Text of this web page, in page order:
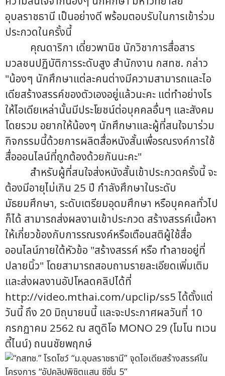
อุบลราชธานี เป็นอย่างดี พร้อมตอบรับในการเข้าร่วม
ประกวดในครั้งนี้
คุณดาริกา เดี่ยวพานิช นักวิชาการสื่อสาร
มวลชนปฏิบัติการระดับสูง สำนักงาน กสทช. กล่าว
"น้องๆ นักศึกษาแต่ละคนต่างมีความสามารถและไอ
เดียสร้างสรรค์ของตัวเองอยู่แล้วนะคะ แต่ทำอย่างไร
ให้ไอเดียเหล่านั้นมีประโยชน์ต่อบุคคลอื่นๆ และสังคม
โดยรวม อยากให้น้องๆ นักศึกษาและผู้ที่สนใจมาร่วม
กิจกรรมนี้ด้วยการผลิตสื่อหนังสั้นเพื่อรณรงค์การใช้
สื่อออนไลน์ที่ถูกต้องด้วยกันนะคะ"
สำหรับผู้ที่สนใจส่งหนังสั้นเข้าประกวดครั้งนี้ จะ
ต้องมีอายุไม่เกิน 25 ปี กำลังศึกษาในระดับ
มัธยมศึกษา, ระดับเตรียมอุดมศึกษา หรือบุคคลทั่วไป
ก็ได้ สามารถส่งผลงานเข้าประกวด สร้างสรรค์เนื้อหา
ให้เกี่ยวข้องกับการรณรงค์หรือเตือนสติผู้ใช้สื่อ
ออนไลน์ภายใต้หัวข้อ "สร้างสรรค์ หรือ ทำลายอยู่ที่
ปลายนิ้ว" โดยสามารถสอบถามรายละเอียดเพิ่มเติม
และส่งผลงานอัปโหลดคลิปได้ที่
http://video.mthai.com/upclip/ss5 ได้ตั้งแต่
วันนี้ ถึง 20 มิถุนายนนี้ และจะประกาศผลวันที่ 10
กรกฏาคม 2562 ณ สตูดิโอ MONO 29 (โมโน ทเวน
ตี้ไนน์) ถนนชัยพฤกษ์